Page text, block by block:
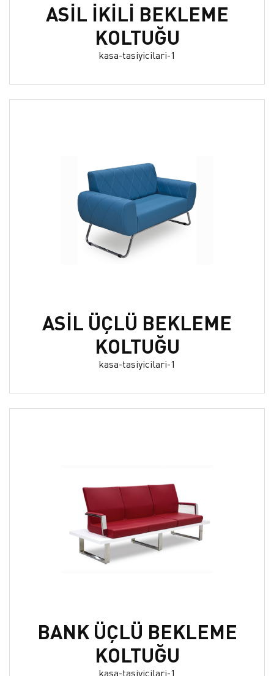
ASİL İKİLİ BEKLEME
KOLTUĞU
kasa-tasiyicilari-1
ASİL ÜÇLÜ BEKLEME
KOLTUĞU
kasa-tasiyicilari-1
BANK ÜÇLÜ BEKLEME
KOLTUĞU
kasa-tasiyicilari-1